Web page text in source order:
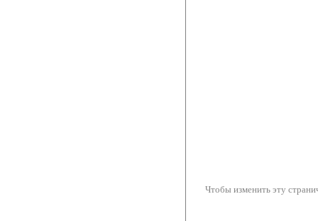
Чтобы изменить эту